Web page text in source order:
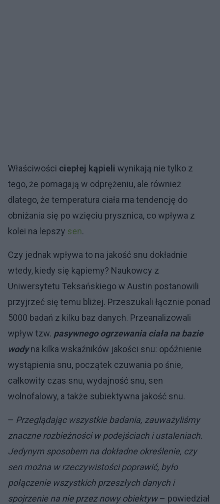
Właściwości ciepłej kąpieli wynikają nie tylko z
tego, że pomagają w odprężeniu, ale również
dlatego, że temperatura ciała ma tendencję do
obniżania się po wzięciu prysznica, co wpływa z
kolei na lepszy sen.
Czy jednak wpływa to na jakość snu dokładnie
wtedy, kiedy się kąpiemy? Naukowcy z
Uniwersytetu Teksańskiego w Austin postanowili
przyjrzeć się temu bliżej. Przeszukali łącznie ponad
5000 badań z kilku baz danych. Przeanalizowali
wpływ tzw. pasywnego ogrzewania ciała na bazie
wodyna kilka wskaźników jakości snu: opóźnienie
wystąpienia snu, początek czuwania po śnie,
całkowity czas snu, wydajność snu, sen
wolnofalowy, a także subiektywna jakość snu.
– Przeglądając wszystkie badania, zauważyliśmy
znaczne rozbieżności w podejściach i ustaleniach.
Jedynym sposobem na dokładne określenie, czy
sen można w rzeczywistości poprawić, było
połączenie wszystkich przeszłych danych i
spojrzenie na nie przez nowy obiektyw– powiedział